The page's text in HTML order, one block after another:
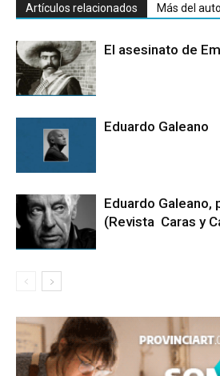
Artículos relacionados Más del
El asesinato de
Eduardo Galeano
Eduardo Galeano,
(Revista Caras y